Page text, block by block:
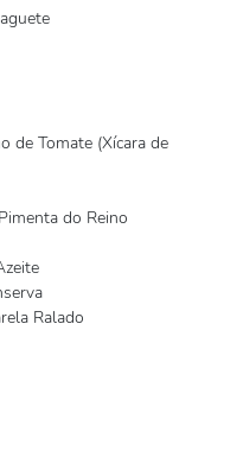
de Tomate (Xícara de
do Reino
Ralado